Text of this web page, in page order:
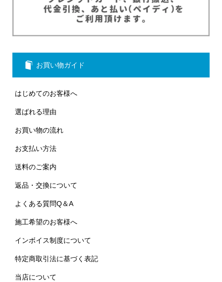
お買い物ガイド
はじめてのお客様へ
選ばれる理由
お買い物の流れ
お支払い方法
送料のご案内
返品・交換について
よくある質問Q＆A
施工希望のお客様へ
インボイス制度について
特定商取引法に基づく表記
当店について